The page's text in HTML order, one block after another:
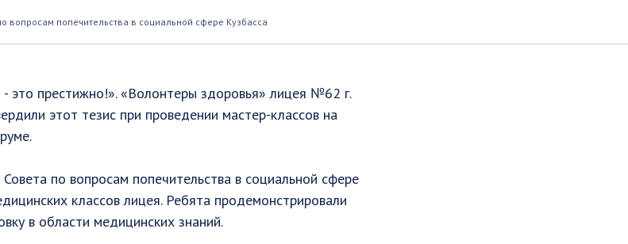
вопросам попечительства в социальной сфере Кузбасса
правильно
это престижно!». «Волонтеры здоровья» лицея №62 г.
этот тезис при проведении мастер-классов на
⠀
по вопросам попечительства в социальной сфере
классов лицея. Ребята продемонстрировали
в области медицинских знаний.